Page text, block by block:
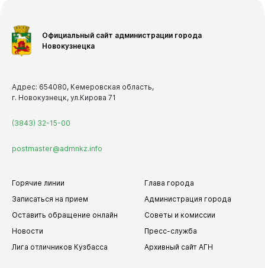
Официальный сайт администрации города
Новокузнецка
Адрес: 654080, Кемеровская область,
г. Новокузнецк, ул.Кирова 71
(3843) 32-15-00
postmaster@admnkz.info
Горячие линии
Записаться на прием
Оставить обращение онлайн
Новости
Лига отличников Кузбасса
Глава города
Администрация города
Советы и комиссии
Пресс-служба
Архивный сайт АГН